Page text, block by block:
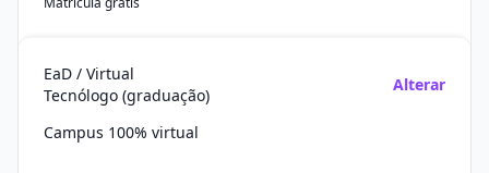
EaD / Virtual
Tecnólogo (graduação)
Alterar
Campus 100% virtual